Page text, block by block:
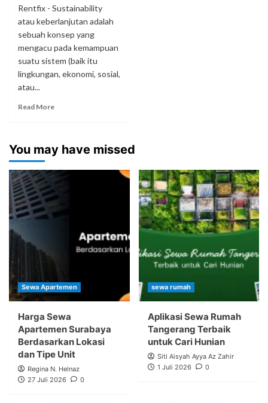
Rentfix - Sustainability
atau keberlanjutan adalah
sebuah konsep yang
mengacu pada kemampuan
suatu sistem (baik itu
lingkungan, ekonomi, sosial,
atau...
Read More
You may have missed
Sewa Apartemen
Harga Sewa
Apartemen Surabaya
Berdasarkan Lokasi
dan Tipe Unit
Regina N. Helnaz
27 Juli 2026
0
sewa rumah
Aplikasi Sewa Rumah
Tangerang Terbaik
untuk Cari Hunian
Siti Aisyah Ayya Az Zahir
1 Juli 2026
0